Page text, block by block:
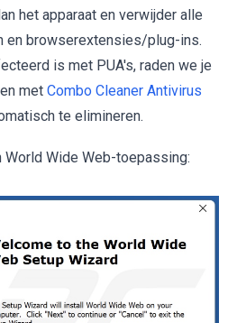
het apparaat en verwijder alle
en browserextensies/plug-ins.
is met PUA's, raden we je
met Combo Cleaner Antivirus
te elimineren.
Wide Web-toepassing: